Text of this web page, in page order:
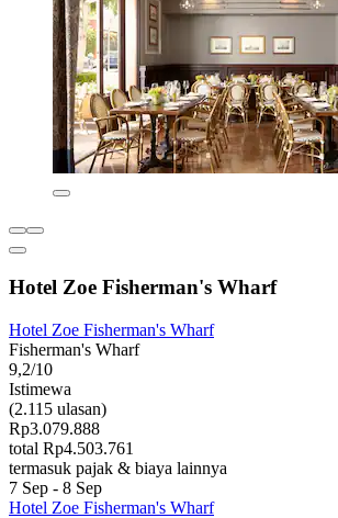
Hotel Zoe Fisherman's Wharf
Hotel Zoe Fisherman's Wharf
Fisherman's Wharf
9,2/10
Istimewa
(2.115 ulasan)
Rp3.079.888
total Rp4.503.761
termasuk pajak & biaya lainnya
7 Sep - 8 Sep
Hotel Zoe Fisherman's Wharf